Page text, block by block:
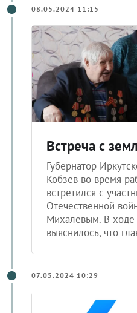
08.05.2024 11:15
Встреча с
Губернатор
Кобзев во время
встретился с
Отечественной
Михалевым. В
выяснилось, что
07.05.2024 10:29